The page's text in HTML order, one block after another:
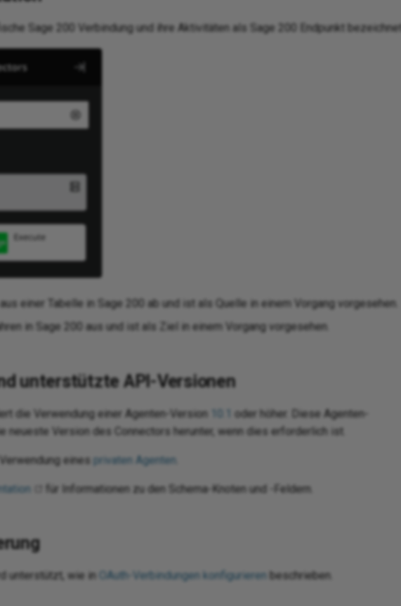
Sage 200 Verbindung und ihre Aktivitäten als Sage 200 Endpunkt bezeichnet:
einer Tabelle in Sage 200 ab und ist als Quelle in einem Vorgang vorgesehen.
in Sage 200 aus und ist als Ziel in einem Vorgang vorgesehen.
unterstützte API-Versionen
die Verwendung einer Agenten-Version
oder höher. Diese Agenten-
neueste Version des Connectors herunter, wenn dies erforderlich ist.
eines privaten Agenten
für Informationen zu den Schema-Knoten und -Feldern.
unterstützt, wie in OAuth-Verbindungen konfigurieren beschrieben.